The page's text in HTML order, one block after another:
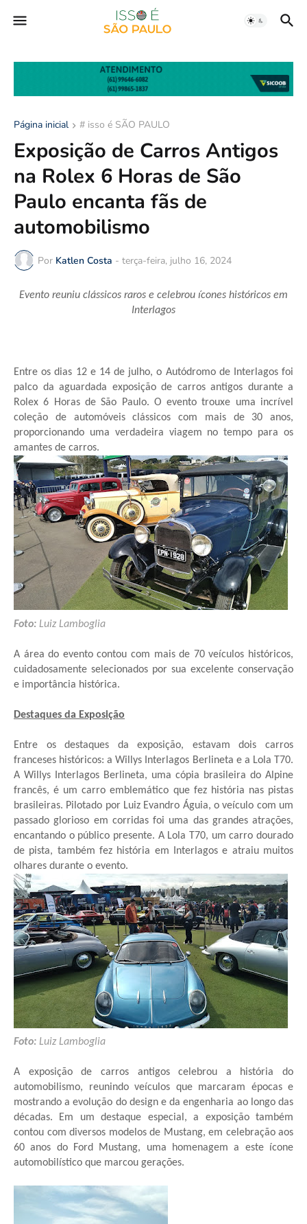
Página inicial # isso é SÃO PAULO
Exposição de Carros Antigos
na Rolex 6 Horas de São
Paulo encanta fãs de
automobilismo
Por Katlen Costa - terça-feira, julho 16, 2024
Evento reuniu clássicos raros e celebrou ícones históricos em
Interlagos
Entre os dias 12 e 14 de julho, o Autódromo de Interlagos foi
palco da aguardada exposição de carros antigos durante a
Rolex 6 Horas de São Paulo. O evento trouxe uma incrível
coleção de automóveis clássicos com mais de 30 anos,
proporcionando uma verdadeira viagem no tempo para os
amantes de carros.
Foto: Luiz Lamboglia
A área do evento contou com mais de 70 veículos históricos,
cuidadosamente selecionados por sua excelente conservação
e importância histórica.
Destaques da Exposição
Entre os destaques da exposição, estavam dois carros
franceses históricos: a Willys Interlagos Berlineta e a Lola T70.
A Willys Interlagos Berlineta, uma cópia brasileira do Alpine
francês, é um carro emblemático que fez história nas pistas
brasileiras. Pilotado por Luiz Evandro Águia, o veículo com um
passado glorioso em corridas foi uma das grandes atrações,
encantando o público presente. A Lola T70, um carro dourado
de pista, também fez história em Interlagos e atraiu muitos
olhares durante o evento.
Foto: Luiz Lamboglia
A exposição de carros antigos celebrou a história do
automobilismo, reunindo veículos que marcaram épocas e
mostrando a evolução do design e da engenharia ao longo das
décadas. Em um destaque especial, a exposição também
contou com diversos modelos de Mustang, em celebração aos
60 anos do Ford Mustang, uma homenagem a este ícone
automobilístico que marcou gerações.